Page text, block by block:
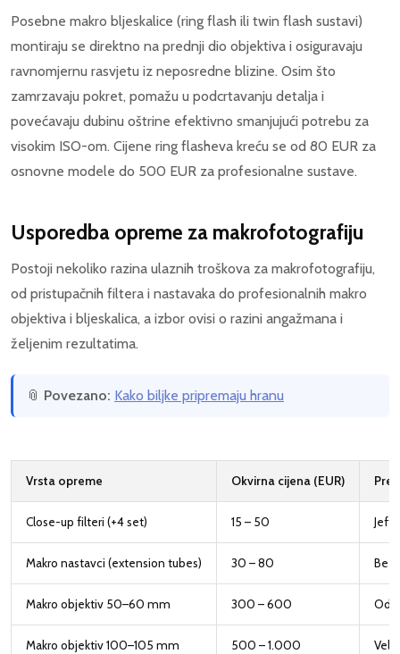
Posebne makro bljeskalice (ring flash ili twin flash sustavi)
montiraju se direktno na prednji dio objektiva i osiguravaju
ravnomjernu rasvjetu iz neposredne blizine. Osim što
zamrzavaju pokret, pomažu u podcrtavanju detalja i
povećavaju dubinu oštrine efektivno smanjujući potrebu za
visokim ISO-om. Cijene ring flasheva kreću se od 80 EUR za
osnovne modele do 500 EUR za profesionalne sustave.
Usporedba opreme za makrofotografiju
Postoji nekoliko razina ulaznih troškova za makrofotografiju,
od pristupačnih filtera i nastavaka do profesionalnih makro
objektiva i bljeskalica, a izbor ovisi o razini angažmana i
željenim rezultatima.
📎 Povezano: Kako biljke pripremaju hranu
Vrsta opreme Okvirna cijena (EUR)
Close-up filteri (+4 set) 15 – 50
Makro nastavci (extension tubes) 30 – 80 Bez
Makro objektiv 50–60 mm 300 – 600
Makro objektiv 100–105 mm 500 – 1.000